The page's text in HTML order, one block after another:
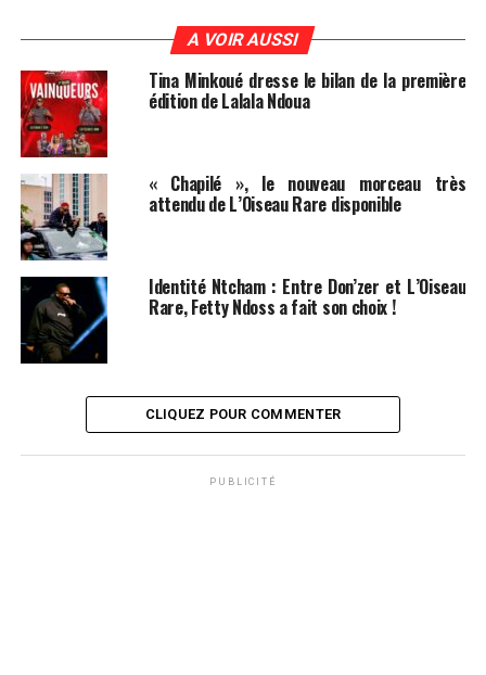
A VOIR AUSSI
Tina Minkoué dresse le bilan de la première
édition de Lalala Ndoua
« Chapilé », le nouveau morceau très
attendu de L’Oiseau Rare disponible
Identité Ntcham : Entre Don’zer et L’Oiseau
Rare, Fetty Ndoss a fait son choix !
CLIQUEZ POUR COMMENTER
PUBLICITÉ